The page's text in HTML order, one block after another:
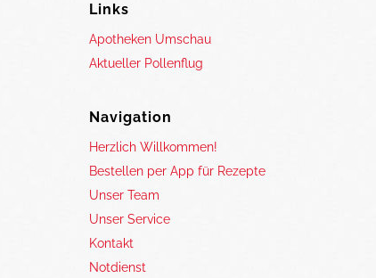
Links
Apotheken Umschau
Aktueller Pollenflug
Navigation
Herzlich Willkommen!
Bestellen per App für Rezepte
Unser Team
Unser Service
Kontakt
Notdienst